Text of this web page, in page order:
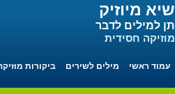
שיא מיוזיק
תן למילים לדבר
מוזיקה חסידית
עמוד ראשי מילים לשירים ביקורות